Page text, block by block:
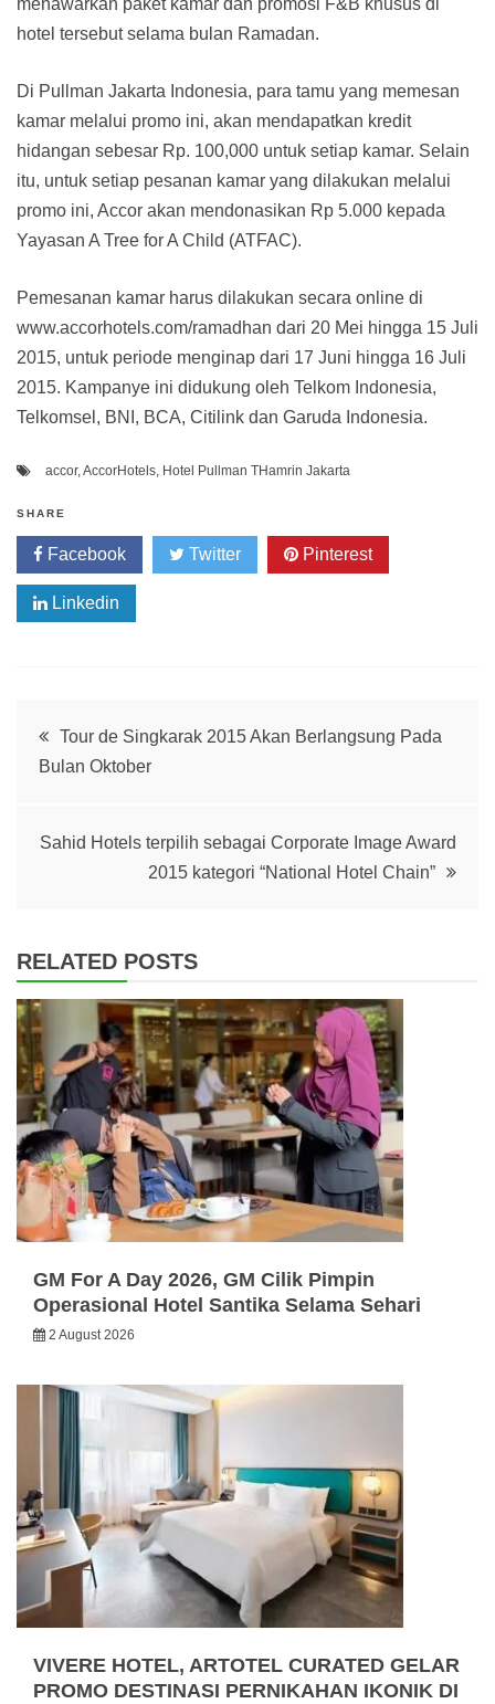
menawarkan paket kamar dan promosi F&B khusus di
hotel tersebut selama bulan Ramadan.
Di Pullman Jakarta Indonesia, para tamu yang memesan
kamar melalui promo ini, akan mendapatkan kredit
hidangan sebesar Rp. 100,000 untuk setiap kamar. Selain
itu, untuk setiap pesanan kamar yang dilakukan melalui
promo ini, Accor akan mendonasikan Rp 5.000 kepada
Yayasan A Tree for A Child (ATFAC).
Pemesanan kamar harus dilakukan secara online di
www.accorhotels.com/ramadhan dari 20 Mei hingga 15 Juli
2015, untuk periode menginap dari 17 Juni hingga 16 Juli
2015. Kampanye ini didukung oleh Telkom Indonesia,
Telkomsel, BNI, BCA, Citilink dan Garuda Indonesia.
accor,AccorHotels, Hotel Pullman THamrin Jakarta
SHARE
Facebook Twitter Pinterest
Linkedin
Post
Tour de Singkarak 2015 Akan Berlangsung Pada
Bulan Oktober
Sahid Hotels terpilih sebagai Corporate Image Award
2015 kategori “National Hotel Chain”
RELATED POSTS
GM For A Day 2026, GM Cilik Pimpin
Operasional Hotel Santika Selama Sehari
2 August 2026
VIVERE HOTEL, ARTOTEL CURATED GELAR
PROMO DESTINASI PERNIKAHAN IKONIK DI